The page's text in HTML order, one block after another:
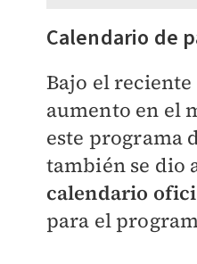
Calendario de
Bajo el
aumento en el
este programa
también se dio
calendario
para el